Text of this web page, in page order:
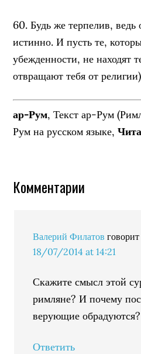
60. Будь же терпелив,
истинно. И пусть те,
убежденности, не находят
отвращают тебя от
ар-Рум, Текст ар-Рум
Рум на русском языке,
Комментарии
Валерий Филатов говорит
18/07/2014 at 14:21
Скажите смысл этой
римляне? И почему
верующие обрадуются?
Ответить